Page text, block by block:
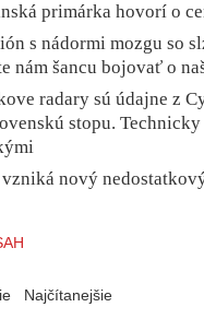
primárka hovorí o
s nádormi mozgu so
nám šancu bojovať o
radary sú údajne z
stopu. Technicky
nový
Najčítanejšie